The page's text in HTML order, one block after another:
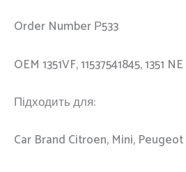
Order Number Р533
OEM 1351VF, 11537541845, 1351 NE
Підходить для:
Car Brand Citroen, Mini, Peugeot